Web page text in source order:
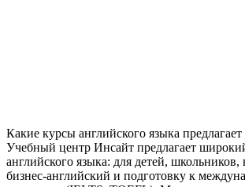
Какие курсы английского языка
Учебный центр Инсайт предлагает
английского языка: для детей, школьников,
бизнес-английский и подготовку к